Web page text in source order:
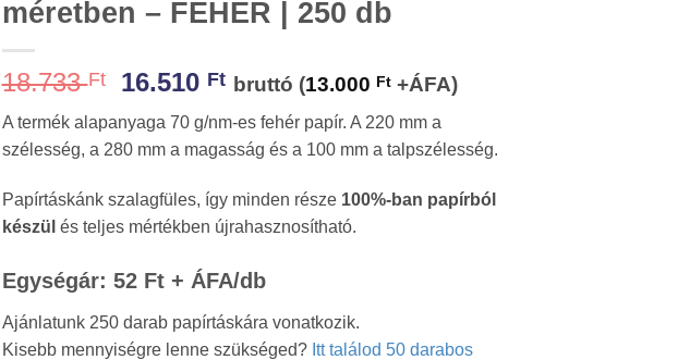
méretben – FEHÉR | 250 db
18.733Ft
Original
was:
18.733 Ft.
16.510 FtCurrent
is:
16.510 Ft.
bruttó (13.000 Ft+ÁFA)
A termék alapanyaga 70 g/nm-es fehér papír. A 220 mm a
szélesség, a 280 mm a magasság és a 100 mm a talpszélesség.
Papírtáskánk szalagfüles, így minden része 100%-ban papírból
készül és teljes mértékben újrahasznosítható.
Egységár: 52 Ft + ÁFA/db
Ajánlatunk 250 darab papírtáskára vonatkozik.
Kisebb mennyiségre lenne szükséged? Itt találod 50 darabos